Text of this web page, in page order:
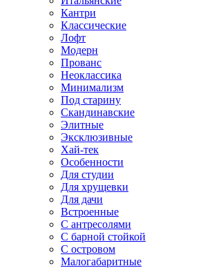
Кантри
Классические
Лофт
Модерн
Прованс
Неоклассика
Минимализм
Под старину
Скандинавские
Элитные
Эксклюзивные
Хай-тек
Особенности
Для студии
Для хрущевки
Для дачи
Встроенные
С антресолями
С барной стойкой
С островом
Малогабаритные